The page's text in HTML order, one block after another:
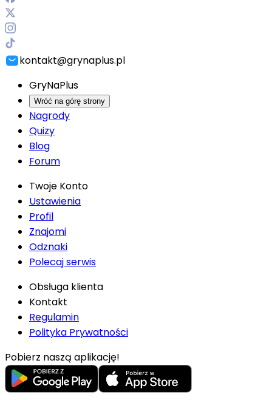
kontakt@grynaplus.pl
GryNaPlus
Wróć na górę strony
Nagrody
Quizy
Blog
Forum
Twoje Konto
Ustawienia
Profil
Znajomi
Odznaki
Polecaj serwis
Obsługa klienta
Kontakt
Regulamin
Polityka Prywatności
Pobierz naszą aplikację!